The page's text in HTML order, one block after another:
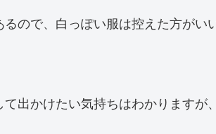
ので、白っぽい服は控えた方がいい
出かけたい気持ちはわかりますが